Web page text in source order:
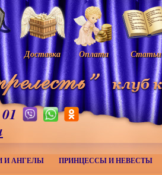
Доставка Оплата Статьи
И АНГЕЛЫ ПРИНЦЕССЫ И НЕВЕСТЫ